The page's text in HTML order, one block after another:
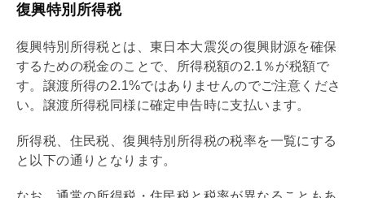
復興特別所得税
復興特別所得税とは、東日本大震災の復興財源を確保
するための税金のことで、所得税額の2.1％が税額で
す。譲渡所得の2.1%ではありませんのでご注意くださ
い。譲渡所得税同様に確定申告時に支払います。
所得税、住民税、復興特別所得税の税率を一覧にする
と以下の通りとなります。